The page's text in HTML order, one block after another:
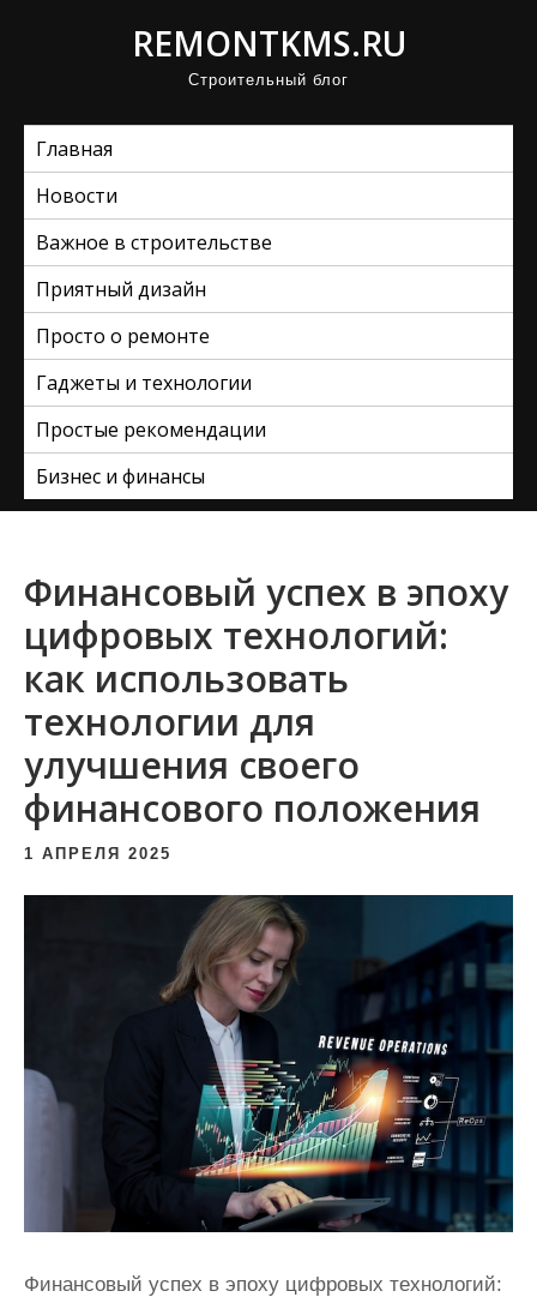
REMONTKMS.RU
Строительный блог
Главная
Новости
Важное в строительстве
Приятный дизайн
Просто о ремонте
Гаджеты и технологии
Простые рекомендации
Бизнес и финансы
Финансовый успех в эпоху
цифровых технологий:
как использовать
технологии для
улучшения своего
финансового положения
1 АПРЕЛЯ 2025
Финансовый успех в эпоху цифровых технологий: